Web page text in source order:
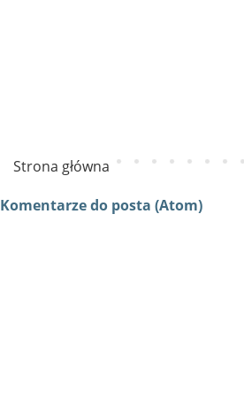
Strona główna
Komentarze do posta (Atom)